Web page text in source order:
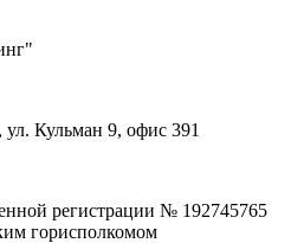
Кульман 9, офис 391
регистрации № 192745765
горисполкомом